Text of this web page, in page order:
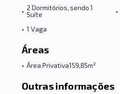
• 2 Dormitórios, sendo 1
Suíte
•
• 1 Vaga
Áreas
• Área Privativa159,85m²
Outras informações